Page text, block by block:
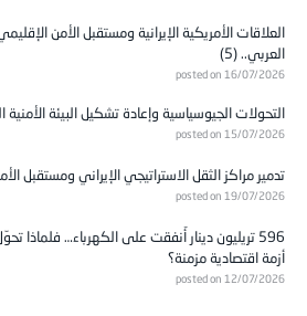
العلاقات الأمريكية الإيرانية ومستقبل الأمن
العربي.. (5)
posted on 16/07/2026
التحولات الجيوسياسية وإعادة تشكيل البيئة الأمنية
posted on 15/07/2026
تدمير مراكز الثقل الاستراتيجي الإيراني ومستقبل
posted on 19/07/2026
596 تريليون دينار أُنفقت على الكهرباء… فلماذا
أزمة اقتصادية مزمنة؟
posted on 12/07/2026